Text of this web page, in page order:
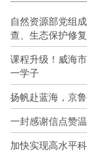
自然资源部党组
查、生态保护修
课程升级！威海
一学子
扬帆赴蓝海，京
一封感谢信点赞
加快实现高水平